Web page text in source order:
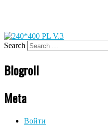
Search
Blogroll
Meta
Войти